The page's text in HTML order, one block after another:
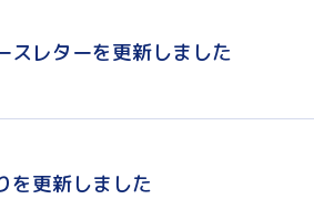
スレターを更新しました
を更新しました